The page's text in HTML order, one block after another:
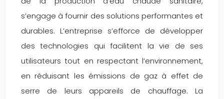
s’engage à fournir des solutions performantes et
durables. L’entreprise s’efforce de développer
des technologies qui facilitent la vie de ses
utilisateurs tout en respectant l’environnement,
en réduisant les émissions de gaz à effet de
serre de leurs appareils de chauffage. La